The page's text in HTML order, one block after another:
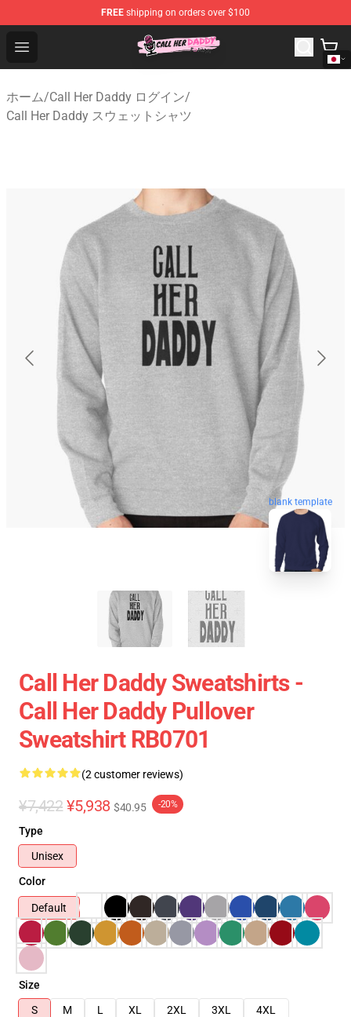
FREE shipping on orders over $100
Open menu
Call Her Daddy Store - Official Call Her Daddy
ホーム/Call Her Daddy ログイン/
Call Her Daddy スウェットシャツ
blank template
Call Her Daddy Sweatshirts -
Call Her Daddy Pullover
Sweatshirt RB0701
(2 customer reviews)
¥7,422 ¥5,938 $40.95 -20%
Type
Unisex
Color
Default
Size
S
M L XL 2XL 3XL
4XL